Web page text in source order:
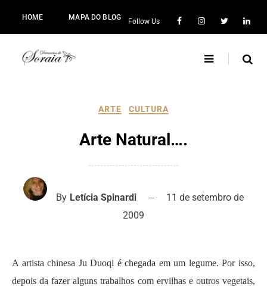
HOME MAPA DO BLOG
Follow Us
ARTE CULTURA
Arte Natural….
By Letícia Spinardi
11 de setembro de
2009
A artista chinesa Ju Duoqi é chegada em um legume. Por isso,
depois da fazer alguns trabalhos com ervilhas e outros vegetais,